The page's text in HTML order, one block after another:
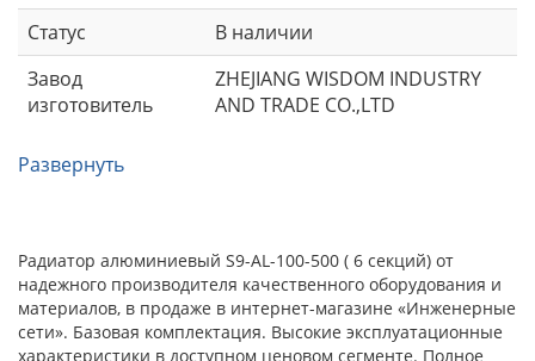
Статус
В наличии
Завод
изготовитель
ZHEJIANG WISDOM INDUSTRY
AND TRADE CO.,LTD
Развернуть
Радиатор алюминиевый S9-AL-100-500 ( 6 секций) от
надежного производителя качественного оборудования и
материалов, в продаже в интернет-магазине «Инженерные
сети». Базовая комплектация. Высокие эксплуатационные
характеристики в доступном ценовом сегменте. Полное